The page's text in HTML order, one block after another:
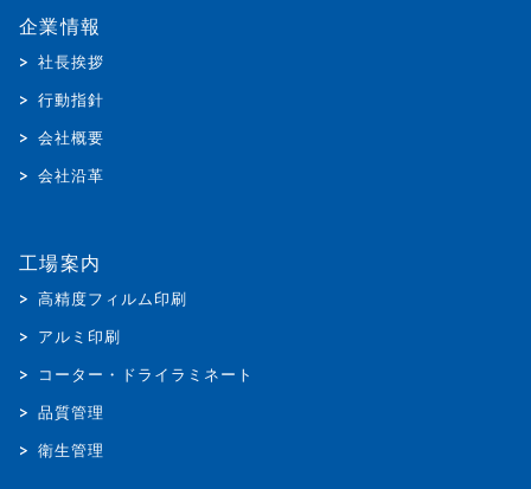
企業情報
社長挨拶
行動指針
会社概要
会社沿革
工場案内
高精度フィルム印刷
アルミ印刷
コーター・ドライラミネート
品質管理
衛生管理